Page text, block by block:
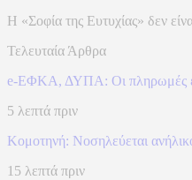
Η «Σοφία της Ευτυχίας» δεν
Τελευταία Άρθρα
e-ΕΦΚΑ, ΔΥΠΑ: Οι πληρωμές
5 λεπτά πριν
Κομοτηνή: Νοσηλεύεται
15 λεπτά πριν